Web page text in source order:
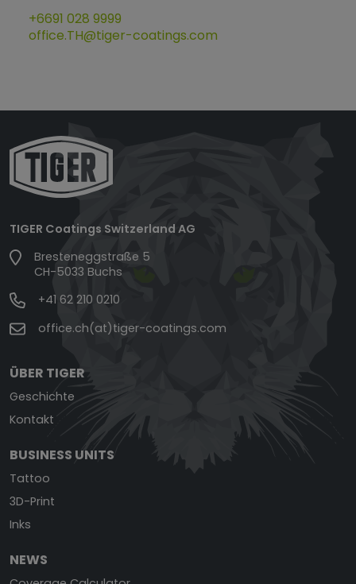
+6691 028 9999
office.TH@tiger-coatings.com
TIGER Coatings Switzerland AG
Bresteneggstraße 5
CH-5033 Buchs
+41 62 210 0210
office.ch(at)tiger-coatings.com
ÜBER TIGER
Geschichte
Kontakt
BUSINESS UNITS
Tattoo
3D-Print
Inks
NEWS